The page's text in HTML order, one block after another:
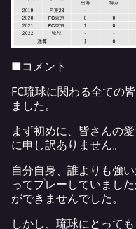
■コメント
FC琉球に関わる全ての
ました。
まず初めに、皆さんの
に申し訳ありません。
自分自身、誰よりも強
ってプレーしていまし
ができませんでした。
しかし、琉球にとって